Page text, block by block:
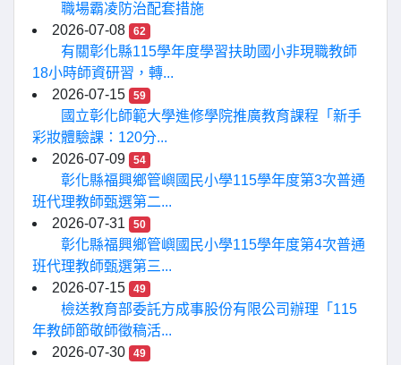
職場霸凌防治配套措施
2026-07-08
62
有關彰化縣115學年度學習扶助國小非現職教師
18小時師資研習，轉...
2026-07-15
59
國立彰化師範大學進修學院推廣教育課程「新手
彩妝體驗課：120分...
2026-07-09
54
彰化縣福興鄉管嶼國民小學115學年度第3次普通
班代理教師甄選第二...
2026-07-31
50
彰化縣福興鄉管嶼國民小學115學年度第4次普通
班代理教師甄選第三...
2026-07-15
49
檢送教育部委託方成事股份有限公司辦理「115
年教師節敬師徵稿活...
2026-07-30
49